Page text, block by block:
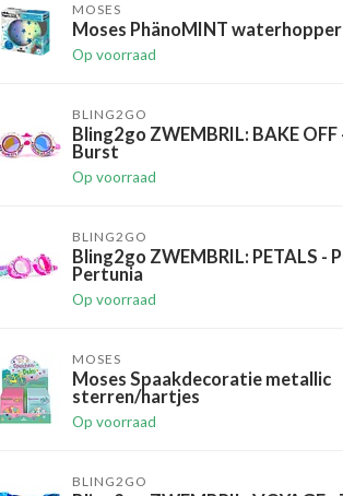
MOSES
Moses PhänoMINT waterhopper
Op voorraad
BLING2GO
Bling2go ZWEMBRIL: BAKE
Burst
Op voorraad
BLING2GO
Bling2go ZWEMBRIL: PETALS -
Pertunia
Op voorraad
MOSES
Moses Spaakdecoratie metallic
sterren/hartjes
Op voorraad
BLING2GO